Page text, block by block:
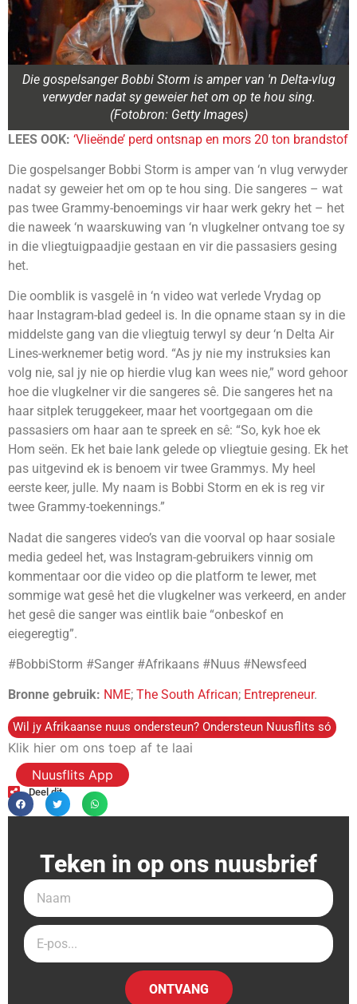
Die gospelsanger Bobbi Storm is amper van 'n Delta-vlug
verwyder nadat sy geweier het om op te hou sing.
(Fotobron: Getty Images)
LEES OOK: ‘Vlieënde’ perd ontsnap en mors 20 ton brandstof
Die gospelsanger Bobbi Storm is amper van ‘n vlug verwyder
nadat sy geweier het om op te hou sing. Die sangeres – wat
pas twee Grammy-benoemings vir haar werk gekry het – het
die naweek ‘n waarskuwing van ‘n vlugkelner ontvang toe sy
in die vliegtuigpaadjie gestaan ​​en vir die passasiers gesing
het.
Die oomblik is vasgelê in ‘n video wat verlede Vrydag op
haar Instagram-blad gedeel is. In die opname staan sy in die
middelste gang van die vliegtuig terwyl sy deur ‘n Delta Air
Lines-werknemer betig word. “As jy nie my instruksies kan
volg nie, sal jy nie op hierdie vlug kan wees nie,” word gehoor
hoe die vlugkelner vir die sangeres sê. Die sangeres het na
haar sitplek teruggekeer, maar het voortgegaan om die
passasiers om haar aan te spreek en sê: “So, kyk hoe ek
Hom seën. Ek het baie lank gelede op vliegtuie gesing. Ek het
pas uitgevind ek is benoem vir twee Grammys. My heel
eerste keer, julle. My naam is Bobbi Storm en ek is reg vir
twee Grammy-toekennings.”
Nadat die sangeres video’s van die voorval op haar sosiale
media gedeel het, was Instagram-gebruikers vinnig om
kommentaar oor die video op die platform te lewer, met
sommige wat gesê het die vlugkelner was verkeerd, en ander
het gesê die sanger was eintlik baie “onbeskof en
eiegeregtig”.
#BobbiStorm #Sanger #Afrikaans #Nuus #Newsfeed
Bronne gebruik: NME; The South African; Entrepreneur.
Wil jy Afrikaanse nuus ondersteun? Ondersteun Nuusflits só
Klik hier om ons toep af te laai
Nuusflits App
Deel dit
Teken in op ons nuusbrief
ONTVANG